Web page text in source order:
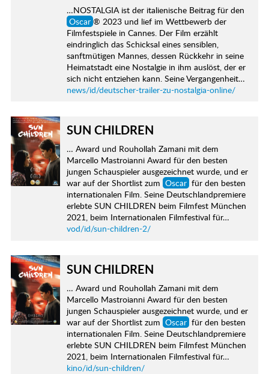
…NOSTALGIA ist der italienische Beitrag für den
Oscar ® 2023 und lief im Wettbewerb der
Filmfestspiele in Cannes. Der Film erzählt
eindringlich das Schicksal eines sensiblen,
sanftmütigen Mannes, dessen Rückkehr in seine
Heimatstadt eine Nostalgie in ihm auslöst, der er
sich nicht entziehen kann. Seine Vergangenheit…
news/id/deutscher-trailer-zu-nostalgia-online/
SUN CHILDREN
… Award und Rouhollah Zamani mit dem
Marcello Mastroianni Award für den besten
jungen Schauspieler ausgezeichnet wurde, und er
war auf der Shortlist zum Oscar für den besten
internationalen Film. Seine Deutschlandpremiere
erlebte SUN CHILDREN beim Filmfest München
2021, beim Internationalen Filmfestival für…
vod/id/sun-children-2/
SUN CHILDREN
… Award und Rouhollah Zamani mit dem
Marcello Mastroianni Award für den besten
jungen Schauspieler ausgezeichnet wurde, und er
war auf der Shortlist zum Oscar für den besten
internationalen Film. Seine Deutschlandpremiere
erlebte SUN CHILDREN beim Filmfest München
2021, beim Internationalen Filmfestival für…
kino/id/sun-children/